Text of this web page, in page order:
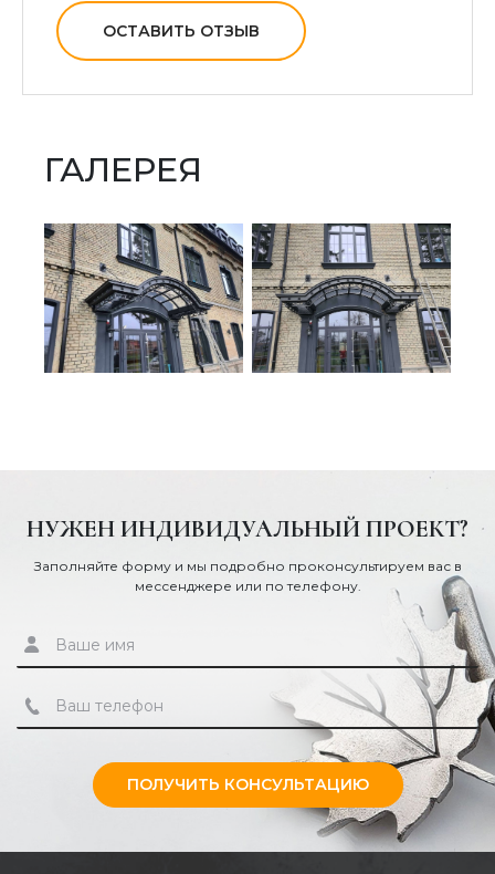
ОСТАВИТЬ ОТЗЫВ
ГАЛЕРЕЯ
НУЖЕН ИНДИВИДУАЛЬНЫЙ ПРОЕКТ?
Заполняйте форму и мы подробно проконсультируем вас в
мессенджере или по телефону.
ПОЛУЧИТЬ КОНСУЛЬТАЦИЮ